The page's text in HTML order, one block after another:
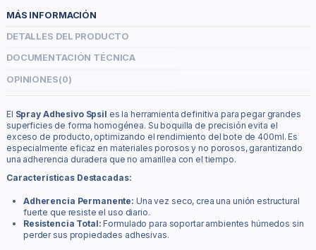
MÁS INFORMACIÓN
DETALLES DEL PRODUCTO
DOCUMENTACIÓN TÉCNICA
OPINIONES(0)
El Spray Adhesivo Spsil es la herramienta definitiva para pegar grandes
superficies de forma homogénea. Su boquilla de precisión evita el
exceso de producto, optimizando el rendimiento del bote de 400ml. Es
especialmente eficaz en materiales porosos y no porosos, garantizando
una adherencia duradera que no amarillea con el tiempo.
Características Destacadas:
Adherencia Permanente: Una vez seco, crea una unión estructural
fuerte que resiste el uso diario.
Resistencia Total: Formulado para soportar ambientes húmedos sin
perder sus propiedades adhesivas.